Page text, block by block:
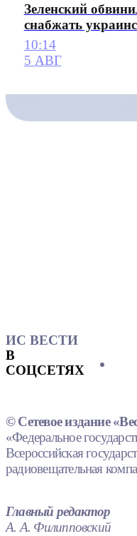
Зеленский
снабжать
10:14
5 АВГ
ИС ВЕСТИ
В
СОЦСЕТЯХ
© Сетевое издание
«Федеральное
Всероссийская
радиовещательная
Главный редактор
А. А. Филипповский